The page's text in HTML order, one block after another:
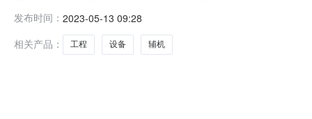
91440101MA9Y7HPJ3A公告类型中标结果公告公共服
发布时间： 2023-05-13 09:28
相关产品：
工程 设备 辅机